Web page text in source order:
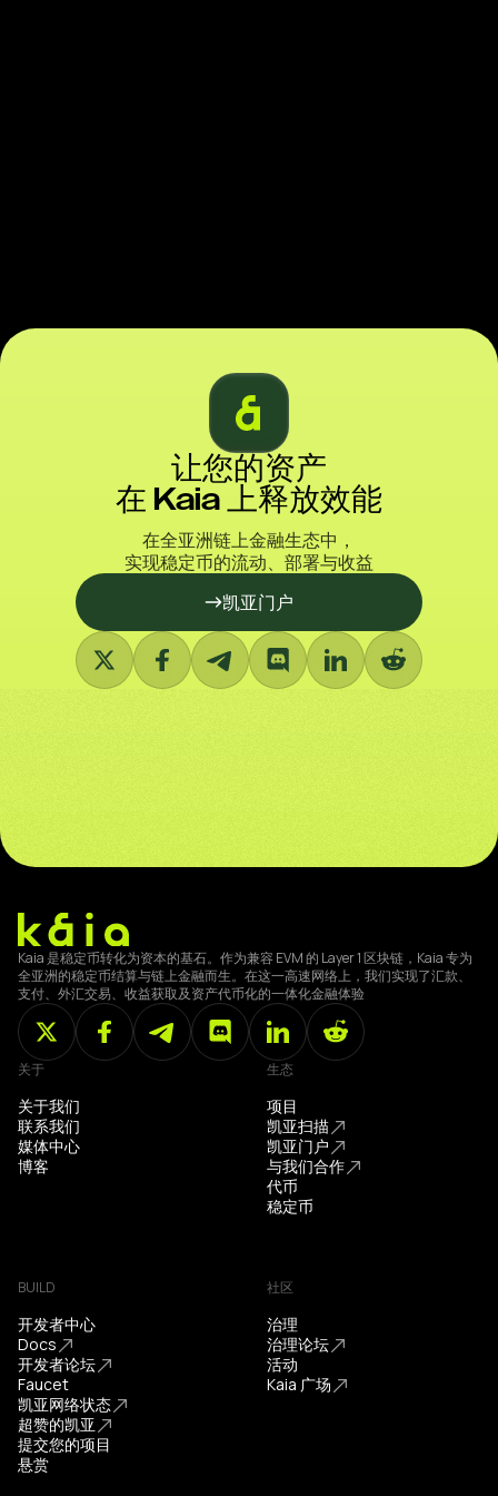
让您的资产
在 Kaia 上释放效能
在全亚洲链上金融生态中，
实现稳定币的流动、部署与收益
凯亚门户
Kaia 是稳定币转化为资本的基石。作为兼容 EVM 的 Layer 1 区块链，Kaia 专为
全亚洲的稳定币结算与链上金融而生。在这一高速网络上，我们实现了汇款、
支付、外汇交易、收益获取及资产代币化的一体化金融体验
关于
关于我们
联系我们
媒体中心
博客
生态
项目
凯亚扫描
凯亚门户
与我们合作
代币
稳定币
BUILD
开发者中心
Docs
开发者论坛
Faucet
凯亚网络状态
超赞的凯亚
提交您的项目
悬赏
社区
治理
治理论坛
活动
Kaia 广场